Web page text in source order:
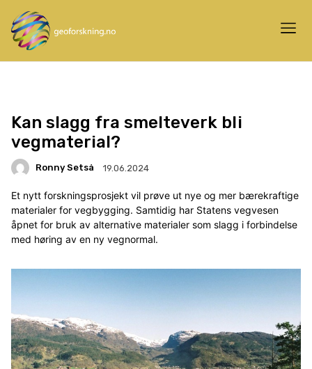
Kan slagg fra smelteverk bli
vegmaterial?
Ronny Setså 19.06.2024
Et nytt forskningsprosjekt vil prøve ut nye og mer bærekraftige
materialer for vegbygging. Samtidig har Statens vegvesen
åpnet for bruk av alternative materialer som slagg i forbindelse
med høring av en ny vegnormal.